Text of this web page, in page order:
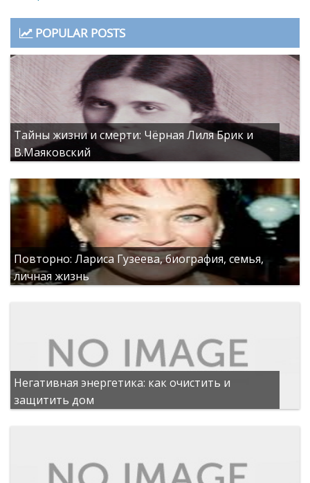
POPULAR POSTS
Тайны жизни и смерти: Чёрная Лиля Брик и
В.Маяковский
Повторно: Лариса Гузеева, биография, семья,
личная жизнь
Негативная энергетика: как очистить и
защитить дом